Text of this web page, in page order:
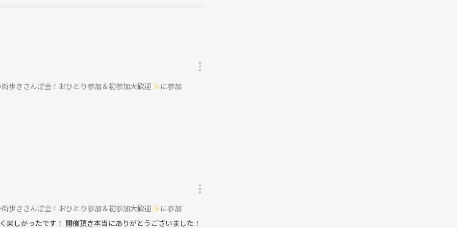
歩きさんぽ会！おひとり参加＆初参加大歓迎✨に参加
歩きさんぽ会！おひとり参加＆初参加大歓迎✨に参加
しかったです！ 開催頂き本当にありがとうございました！